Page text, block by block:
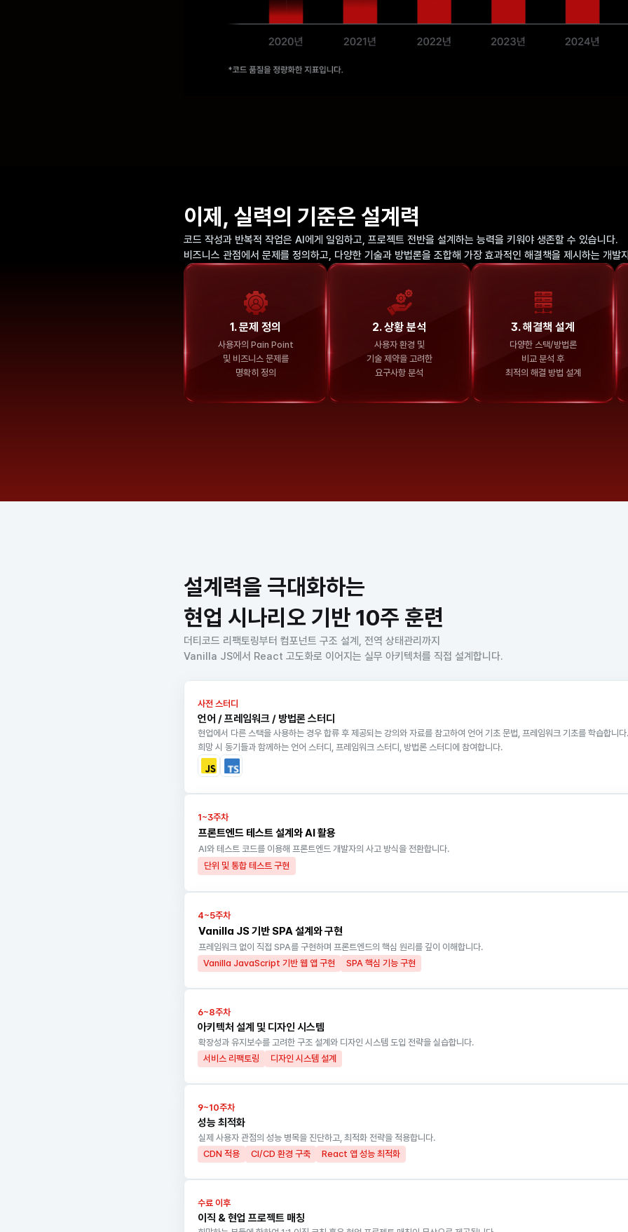
이제, 실력의 기준은 설계력
코드 작성과 반복적 작업은 AI에게 일임하고, 프로젝트 전반을 설계하는 능력을 키워야 생존할 수 있습니다.
비즈니스 관점에서 문제를 정의하고, 다양한 기술과 방법론을 조합해 가장 효과적인 해결책을 제시하는 개발
1. 문제 정의
사용자의 Pain Point
및 비즈니스 문제를
명확히 정의
2. 상황 분석
사용자 환경 및
기술 제약을 고려한
요구사항 분석
3. 해결책 설계
다양한 스택/방법론
비교 분석 후
최적의 해결 방법 설계
설계력을 극대화하는
현업 시나리오 기반 10주 훈련
더티코드 리팩토링부터 컴포넌트 구조 설계, 전역 상태관리까지
Vanilla JS에서 React 고도화로 이어지는 실무 아키텍처를 직접 설계합니다.
사전 스터디
언어 / 프레임워크 / 방법론 스터디
현업에서 다른 스택을 사용하는 경우 합류 후 제공되는 강의와 자료를 참고하여 언어 기초 문법, 프레임워크 기초를 학습합
희망 시 동기들과 함께하는 언어 스터디, 프레임워크 스터디, 방법론 스터디에 참여합니다.
1~3주차
프론트엔드 테스트 설계와 AI 활용
AI와 테스트 코드를 이용해 프론트엔드 개발자의 사고 방식을 전환합니다.
단위 및 통합 테스트 구현
4~5주차
Vanilla JS 기반 SPA 설계와 구현
프레임워크 없이 직접 SPA를 구현하며 프론트엔드의 핵심 원리를 깊이 이해합니다.
Vanilla JavaScript 기반 웹 앱 구현
SPA 핵심 기능 구현
6~8주차
아키텍처 설계 및 디자인 시스템
확장성과 유지보수를 고려한 구조 설계와 디자인 시스템 도입 전략을 실습합니다.
서비스 리팩토링
디자인 시스템 설계
9~10주차
성능 최적화
실제 사용자 관점의 성능 병목을 진단하고, 최적화 전략을 적용합니다.
CDN 적용
CI/CD 환경 구축 React 앱 성능 최적화
수료 이후
이직 & 현업 프로젝트 매칭